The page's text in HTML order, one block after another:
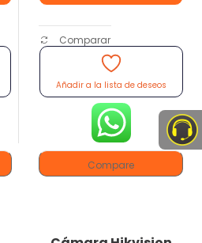
Comparar
Añadir a la lista de deseos
Compare